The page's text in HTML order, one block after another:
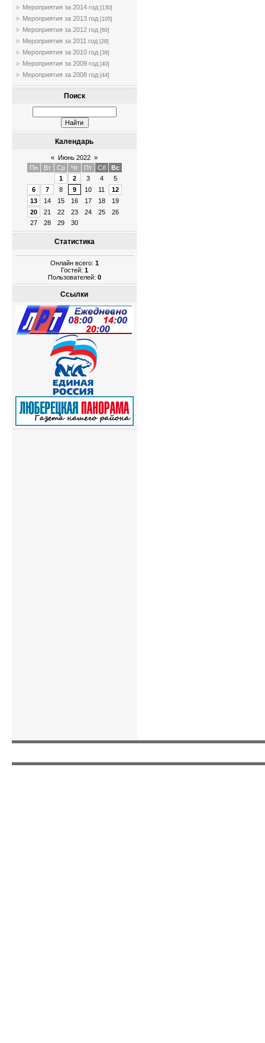
Мероприятия за 2014 год [130]
Мероприятия за 2013 год [105]
Мероприятия за 2012 год [60]
Мероприятия за 2011 год [28]
Мероприятия за 2010 год [39]
Мероприятия за 2009 год [40]
Мероприятия за 2008 год [44]
Поиск
Календарь
« Июнь 2022 »
Пн
Вт Ср Чт Пт Сб
Вс
1
2 3 4
5
6
7 8 9 10 11
12
13
14 15 16 17 18
19
20
21 22 23 24 25
26
27
28 29 30
Статистика
Онлайн всего: 1
Гостей: 1
Пользователей: 0
Ссылки